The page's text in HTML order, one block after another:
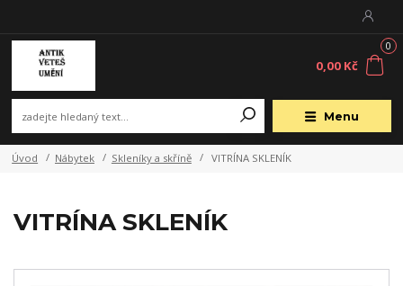
Menu
0
0,00 Kč
Úvod Nábytek Skleníky a skříně VITRÍNA SKLENÍK
VITRÍNA SKLENÍK